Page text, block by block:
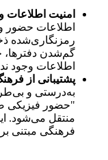
امنیت اطلاعات
اطلاعات حضور
رمزنگاری‌شده
گم‌شدن
اطلاعات وجود
پشتیبانی از
به‌درستی و
"حضور فیزیکی
منتقل می‌شود.
فرهنگی مبتنی